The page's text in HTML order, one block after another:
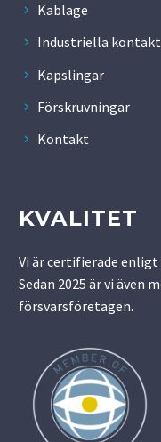
Kablage
Industriella
Kapslingar
Förskruvningar
Kontakt
KVALITET
Vi är certifierade enligt
Sedan 2025 är vi även
försvarsföretagen.